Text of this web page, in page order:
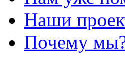
Наши
Почему